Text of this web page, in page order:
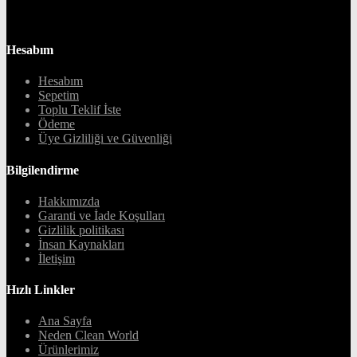
Hesabım
Hesabım
Sepetim
Toplu Teklif İste
Ödeme
Üye Gizliliği ve Güvenliği
Bilgilendirme
Hakkımızda
Garanti ve İade Koşulları
Gizlilik politikası
İnsan Kaynakları
İletişim
Hızlı Linkler
Ana Sayfa
Neden Clean World
Ürünlerimiz